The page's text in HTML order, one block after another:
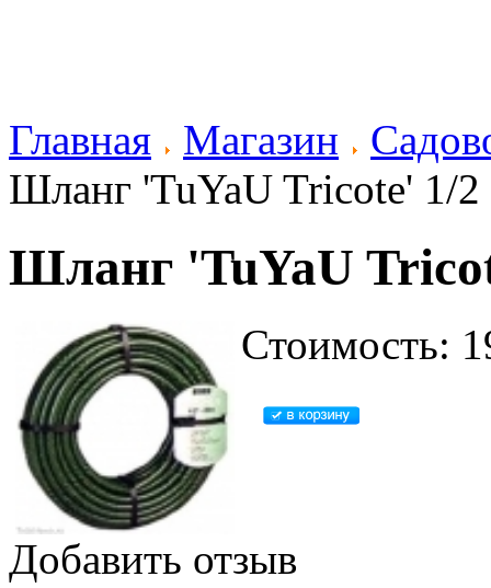
Главная Магазин
Шланг 'TuYaU Tricote' 1/
Шланг 'TuYaU
Стоимость:
Добавить отзыв